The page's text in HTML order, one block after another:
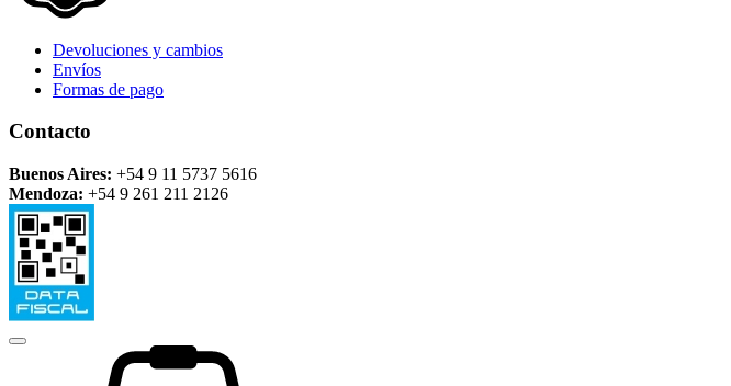
Devoluciones y cambios
Envíos
Formas de pago
Contacto
Buenos Aires: +54 9 11 5737 5616
Mendoza: +54 9 261 211 2126